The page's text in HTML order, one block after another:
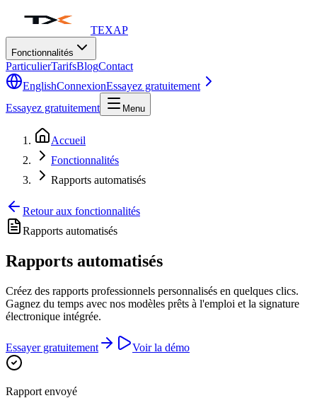
TEXAP
Fonctionnalités
ParticulierTarifsBlogContact
EnglishConnexionEssayez gratuitement
Essayez gratuitement
Menu
Accueil
Fonctionnalités
Rapports automatisés
Retour aux fonctionnalités
Rapports automatisés
Rapports automatisés
Créez des rapports professionnels personnalisés en quelques clics.
Gagnez du temps avec nos modèles prêts à l'emploi et la signature
électronique intégrée.
Essayer gratuitement Voir la démo
Rapport envoyé